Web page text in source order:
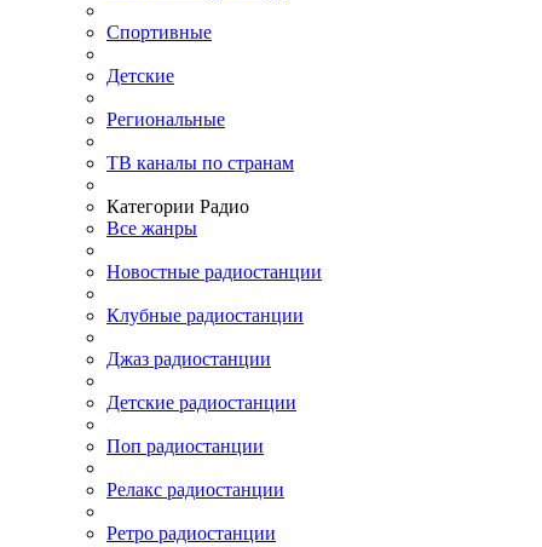
Спортивные
Детские
Региональные
ТВ каналы по странам
Категории Радио
Все жанры
Новостные радиостанции
Клубные радиостанции
Джаз радиостанции
Детские радиостанции
Поп радиостанции
Релакс радиостанции
Ретро радиостанции